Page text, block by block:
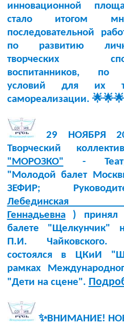
инновационной
стало итогом
последовательной
по развитию
творческих
воспитанников, по
условий для их
самореализации.
29 НОЯБРЯ
Творческий
"МОРОЗКО" -
"Молодой балет
ЗЕФИР;
Лебединская
Геннадьевна) принял
балете "Щелкунчик"
П.И. Чайковского.
состоялся в ЦКиИ
рамках
"Дети на сцене".
✨ВНИМАНИЕ!